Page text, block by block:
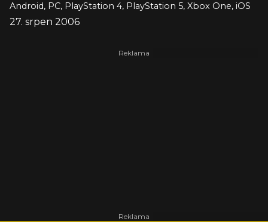
Android, PC, PlayStation 4, PlayStation 5, Xbox One, iOS
27. srpen 2006